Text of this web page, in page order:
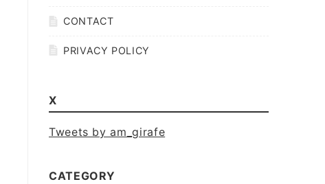
CONTACT
PRIVACY POLICY
X
Tweets by am_girafe
CATEGORY